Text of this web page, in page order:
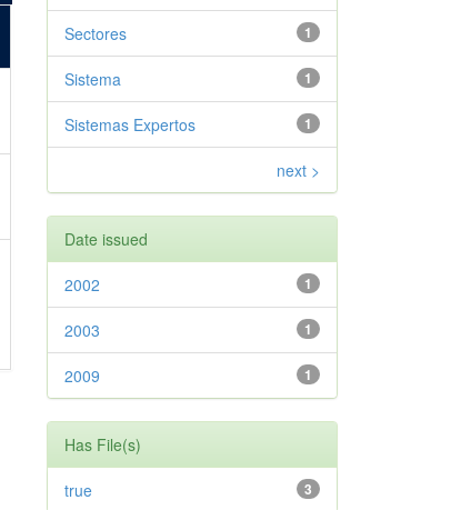
1
Sectores
1
Sistema
1
Sistemas Expertos
next >
Date issued
1
2002
1
2003
1
2009
Has File(s)
3
true